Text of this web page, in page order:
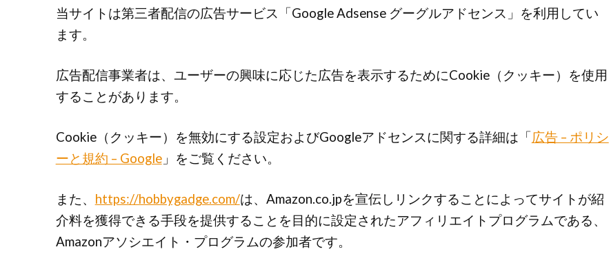
当サイトは第三者配信の広告サービス「Google Adsense グーグルアドセンス」を利用してい
ます。
広告配信事業者は、ユーザーの興味に応じた広告を表示するためにCookie（クッキー）を使用
することがあります。
Cookie（クッキー）を無効にする設定およびGoogleアドセンスに関する詳細は「広告 – ポリシ
ーと規約 – Google」をご覧ください。
また、 https://hobbygadge.com/は、Amazon.co.jpを宣伝しリンクすることによってサイトが紹
介料を獲得できる手段を提供することを目的に設定されたアフィリエイトプログラムである、
Amazonアソシエイト・プログラムの参加者です。